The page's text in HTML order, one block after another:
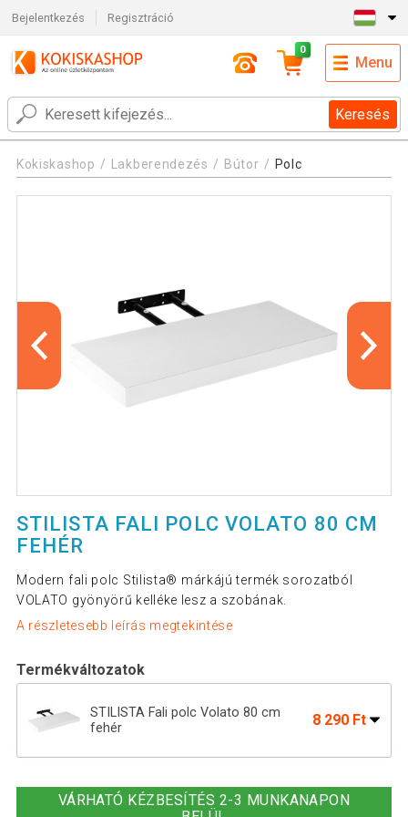
Bejelentkezés Regisztráció
Keresés
0
Menu
Kokiskashop Lakberendezés Bútor Polc
STILISTA FALI POLC VOLATO 80 CM
FEHÉR
Modern fali polc Stilista® márkájú termék sorozatból
VOLATO gyönyörű kelléke lesz a szobának.
A részletesebb leírás megtekintése
Termékváltozatok
STILISTA Fali polc Volato 80 cm
fehér
8 290 Ft
fehér
VÁRHATÓ KÉZBESÍTÉS 2-3 MUNKANAPON